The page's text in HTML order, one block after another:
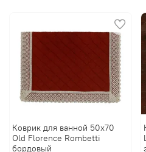
Коврик для ванной 50х70
Old Florence Rombetti
бордовый